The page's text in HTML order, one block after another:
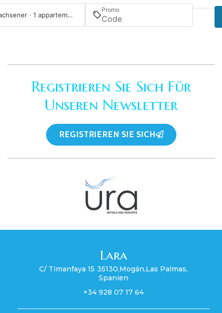
1 Erwachsener · 1 appartement
Promo
Registrieren Sie Sich Für
Unseren Newsletter
REGISTRIEREN SIE SICH
Lara
C/ Timanfaya 15 35130,Mogán,Las Palmas,
Spanien
+34 928 07 17 64